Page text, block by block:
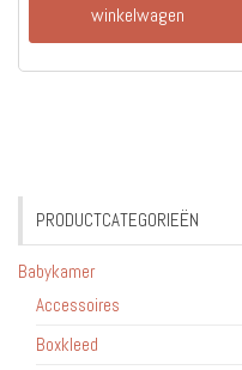
winkelwagen
PRODUCTCATEGORIEËN
Babykamer
Accessoires
Boxkleed